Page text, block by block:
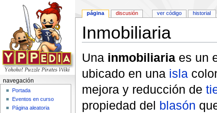
Inmobiliaria
Una inmobiliariaes un
ubicado en una isla
mejora y reducción de
propiedad del blasón
página discusión ver código historial
navegación
Portada
Eventos en curso
Página aleatoria